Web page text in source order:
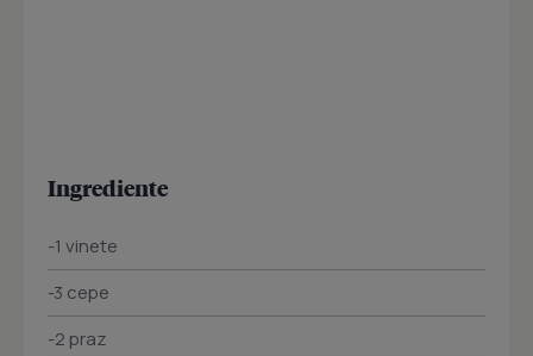
Ingrediente
-1 vinete
-3 cepe
-2 praz